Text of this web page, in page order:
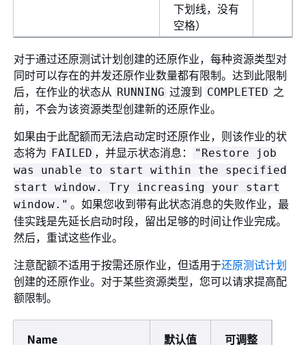
下划线，没有
空格）
对于通过还原测试计划创建的还原作业，每种资源类型对
同时可以存在的并发还原作业数量都有限制。达到此限制
后，在作业的状态从 RUNNING 过渡到 COMPLETED 之
前，不会为该资源类型创建新的还原作业。
如果由于此配额而无法启动定时还原作业，则该作业的状
态将为 FAILED ，并显示状态消息：
"Restore job
was unable to start within the specified
start window. Try increasing your start
window." 。如果您收到带有此状态消息的失败作业，最
佳实践是先延长启动时段，留出足够的时间让作业完成。
然后，重试这些作业。
注意配额不适用于按需还原作业，但适用于还原测试计划
创建的还原作业。对于某些资源类型，您可以请求提高配
额限制。
Name 默认值 可调整